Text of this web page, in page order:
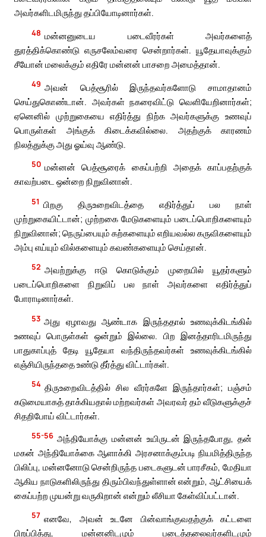
அவர்களிடமிருந்து தப்பியோடினார்கள்.
48 மன்னனுடைய படைவீரர்கள் அவர்களைத்
துரத்திக்கொண்டு எருசலேம்வரை சென்றார்கள். யூதேயாவுக்கும்
சீயோன் மலைக்கும் எதிரே மன்னன் பாசறை அமைத்தான்.
49 அவன் பெத்சூரில் இருந்தவர்களோடு சாமாதானம்
செய்துகொண்டான். அவர்கள் நகரைவிட்டு வெளியேறினார்கள்;
ஏனெனில் முற்றுகையை எதிர்த்து நிற்க அவர்களுக்கு உணவுப்
பொருள்கள் அங்குக் கிடைக்கவில்லை. அதற்குக் காரணம்
நிலத்துக்கு அது ஓய்வு ஆண்டு.
50 மன்னன் பெத்சூரைக் கைப்பற்றி அதைக் காப்பதற்குக்
காவற்படை ஒன்றை நிறுவினான்.
51 பிறகு திருஉறைவிடத்தை எதிர்த்துப் பல நாள்
முற்றுகையிட்டான்; முற்றகை மேடுகளையும் படைப்பொறிகளையும்
நிறுவினான்; நெருப்பையும் கற்களையும் எறியவல்ல கருவிகளையும்
அம்பு எய்யும் வில்களையும் கவண்களையும் செய்தான்.
52 அவற்றுக்கு ஈடு கொடுக்கும் முறையில் யூதர்களும்
படைப்பொறிகளை நிறுவிப் பல நாள் அவர்களை எதிர்த்துப்
போராடினார்கள்.
53 அது ஏழாவது ஆண்டாக இருந்ததால் உணவுக்கிடங்கில்
உணவுப் பொருள்கள் ஒன்றும் இல்லை. பிற இனத்தாரிடமிருந்து
பாதுகாப்புத் தேடி யூதேயா வந்திருந்தவர்கள் உணவுக்கிடங்கில்
எஞ்சியிருந்ததை உண்டு தீர்த்து விட்டார்கள்.
54 திருஉறைவிடத்தில் சில வீரர்களே இருந்தார்கள்; பஞ்சம்
கடுமையாகத் தாக்கியதால் மற்றவர்கள் அவரவர் தம் வீடுகளுக்குச்
சிதறிபோய் விட்டார்கள்.
55-56 அந்தியோக்கு மன்னன் உயிருடன் இருந்தபோது, தன்
மகன் அந்தியோக்கை ஆளாக்கி அரசனாக்கும்படி நியமித்திருந்த
பிலிப்பு, மன்னனோடு சென்றிருந்த படைகளுடன் பாரசீகம், மேதியா
ஆகிய நாடுகளிலிருந்து திரும்பிவந்துள்ளான் என்றும், ஆட்சியைக்
கைப்பற்ற முயன்று வருகிறான் என்றும் லீசியா கேள்விப்பட்டான்.
57 எனவே, அவன் உடனே பின்வாங்குவதற்குக் கட்டளை
பிறப்பித்து, மன்னனிடமும் படைத்தலைவர்களிடமும்